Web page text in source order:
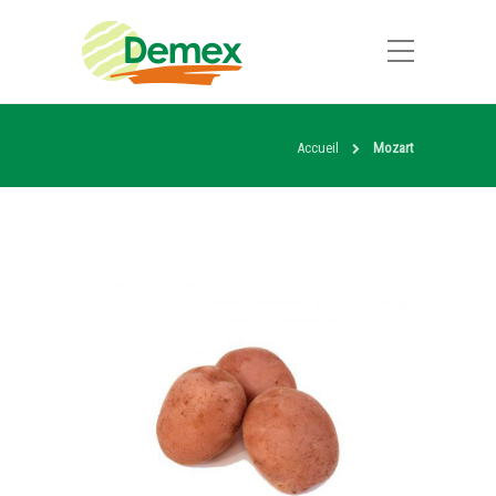
Accueil Mozart